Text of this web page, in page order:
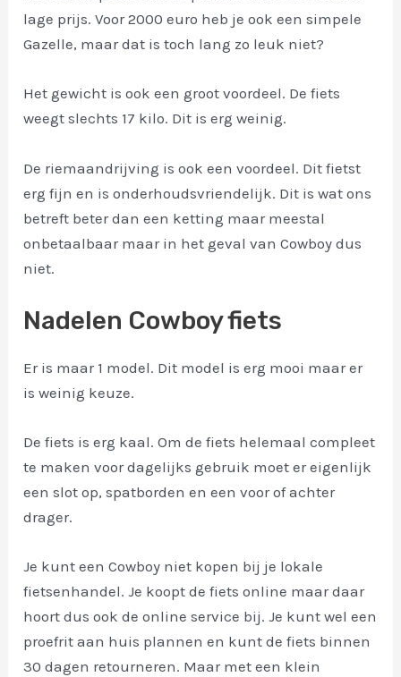
lage prijs. Voor 2000 euro heb je ook een simpele
Gazelle, maar dat is toch lang zo leuk niet?
Het gewicht is ook een groot voordeel. De fiets
weegt slechts 17 kilo. Dit is erg weinig.
De riemaandrijving is ook een voordeel. Dit fietst
erg fijn en is onderhoudsvriendelijk. Dit is wat ons
betreft beter dan een ketting maar meestal
onbetaalbaar maar in het geval van Cowboy dus
niet.
Nadelen Cowboy fiets
Er is maar 1 model. Dit model is erg mooi maar er
is weinig keuze.
De fiets is erg kaal. Om de fiets helemaal compleet
te maken voor dagelijks gebruik moet er eigenlijk
een slot op, spatborden en een voor of achter
drager.
Je kunt een Cowboy niet kopen bij je lokale
fietsenhandel. Je koopt de fiets online maar daar
hoort dus ook de online service bij. Je kunt wel een
proefrit aan huis plannen en kunt de fiets binnen
30 dagen retourneren. Maar met een klein